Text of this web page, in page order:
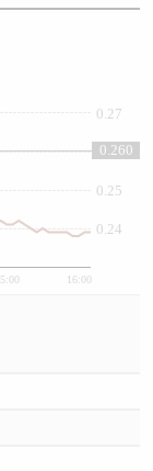
16:00
0.24
0.25
0.26
0.27
0.260